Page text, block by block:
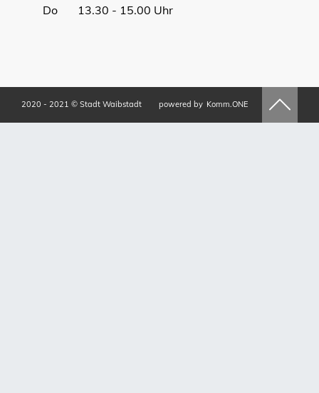
Do 13.30 - 15.00 Uhr
2020 - 2021 © Stadt Waibstadt powered by Komm.ONE